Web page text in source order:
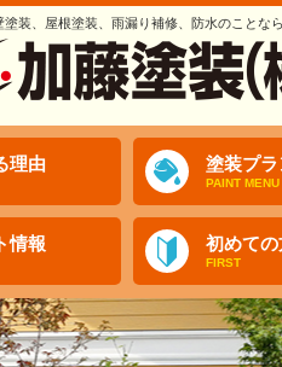
塗装、屋根塗装、雨漏り補修、防水のことな
理由 塗装プ
PAINT MENU
情報 初めて
FIRST